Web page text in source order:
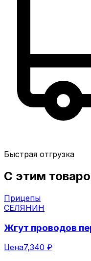
Быстрая отгрузка
С этим
Прицепы
СЕЛЯНИН
Жгут проводов
Цена7,340 ₽